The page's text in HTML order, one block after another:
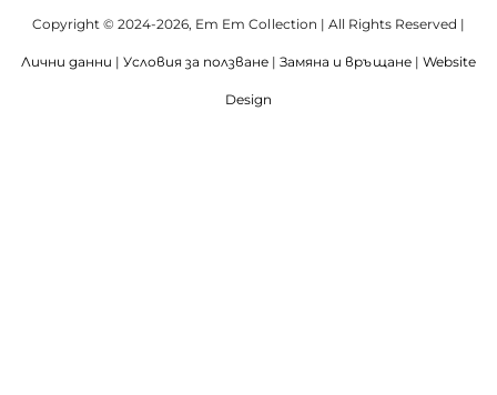
Copyright © 2024-2026, Em Em Collection | All Rights Reserved |
Лични данни |Условия за ползване |Замяна и връщане| Website
Design